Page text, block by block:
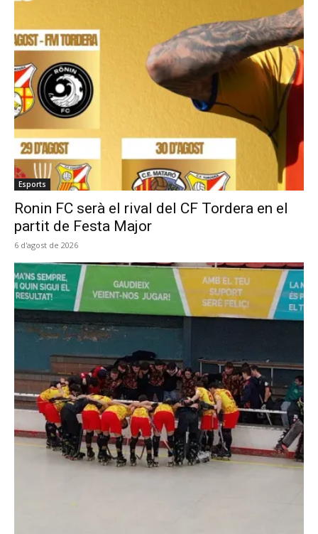
Esports
Ronin FC serà el rival del CF Tordera en el
partit de Festa Major
6 d'agost de 2026